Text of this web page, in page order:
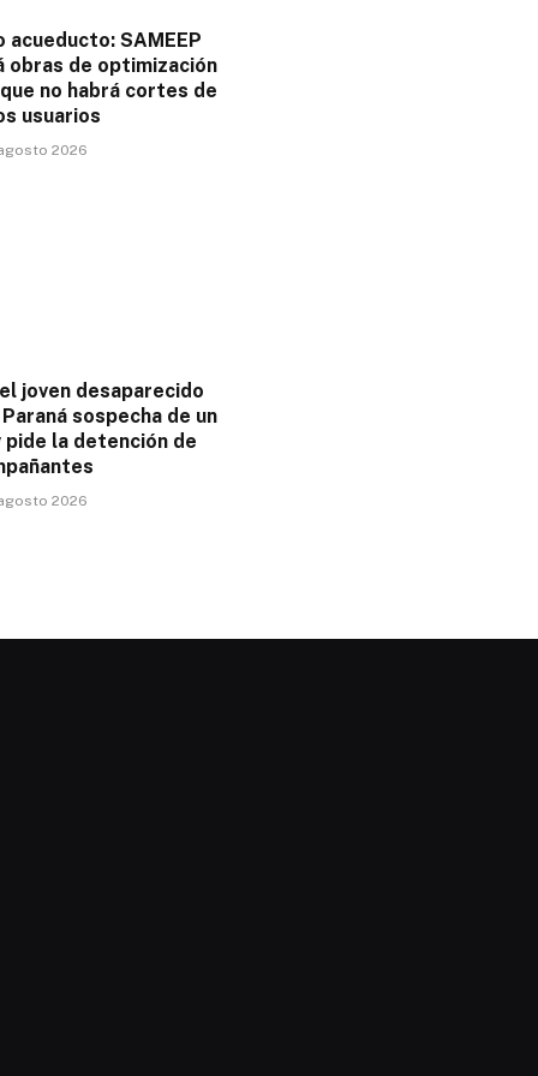
acueducto: SAMEEP
obras de optimización
no habrá cortes de
usuarios
2026
joven desaparecido
sospecha de un
pide la detención de
2026